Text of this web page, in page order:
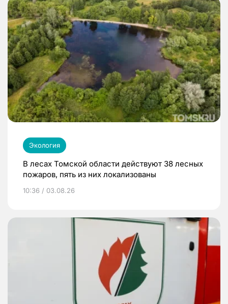
Экология
В лесах Томской области действуют 38 лесных
пожаров, пять из них локализованы
10:36 / 03.08.26